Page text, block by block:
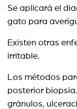
Se aplicará el
gato para
Existen otras
irritable.
Los métodos
posterior
gránulos,